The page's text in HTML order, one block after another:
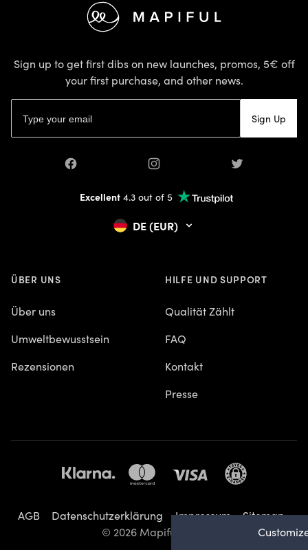
Sign up to get first dibs on new launches, promos, 5€ off
your first purchase, and other news.
Sign Up
Facebook Instagram Twitter
Excellent4.3 out of 5
DE (EUR)
ÜBER UNS
Über uns
Umweltbewusstsein
Rezensionen
HILFE UND SUPPORT
Qualität Zählt
FAQ
Kontakt
Presse
AGB Datenschutzerklärung Impressum
Sitemap
© 2026 Mapiful AB